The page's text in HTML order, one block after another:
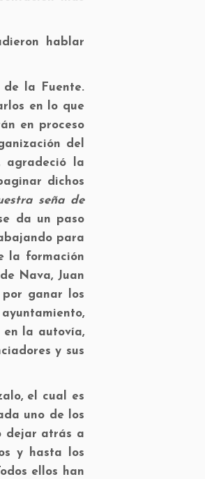
hablar
de la Fuente.
en lo que
en proceso
del
agradeció la
dichos
seña de
da un paso
para
la formación
Nava, Juan
por ganar los
en la autovía,
y sus
el cual es
uno de los
dejar atrás a
y hasta los
ellos han